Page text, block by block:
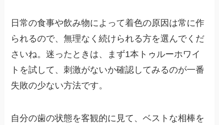
日常の食事や飲み物によって着色の原因は常に作
られるので、無理なく続けられる方を選んでくだ
さいね。迷ったときは、まず1本トゥルーホワイ
トを試して、刺激がないか確認してみるのが一番
失敗の少ない方法です。
自分の歯の状態を客観的に見て、ベストな相棒を